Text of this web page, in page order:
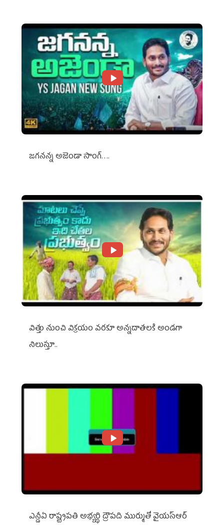
జగనన్న అజెండా సాంగ్….
విత్తు నుంచి విక్రయం వరకూ అన్నదాతలకి అండగా
నిలుస్తూ..
ఎన్డీఏ రాష్ట్ర‌ప‌తి అభ్య‌ర్థి ద్రౌప‌ది ముర్ముతో వైయ‌స్ఆర్